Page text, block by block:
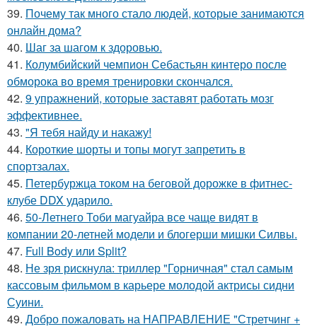
39. Почему так много стало людей, которые занимаются
онлайн дома?
40. Шаг за шагом к здоровью.
41. Колумбийский чемпион Себастьян кинтеро после
обморока во время тренировки скончался.
42. 9 упражнений, которые заставят работать мозг
эффективнее.
43. "Я тебя найду и накажу!
44. Короткие шорты и топы могут запретить в
спортзалах.
45. Петербуржца током на беговой дорожке в фитнес-
клубе DDX ударило.
46. 50-Летнего Тоби магуайра все чаще видят в
компании 20-летней модели и блогерши мишки Силвы.
47. Full Body или Split?
48. Не зря рискнула: триллер "Горничная" стал самым
кассовым фильмом в карьере молодой актрисы сидни
Суини.
49. Добро пожаловать на НАПРАВЛЕНИЕ "Стретчинг +